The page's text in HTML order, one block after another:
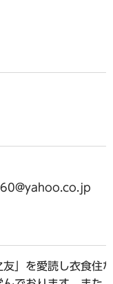
」を愛読し衣食住